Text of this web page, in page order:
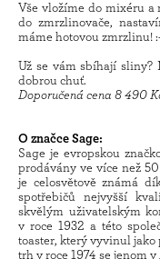
Vše vložíme do mixéru a
do zmrzlinovače,
máme hotovou zmrzlinu!
Už se vám sbíhají sliny?
dobrou chuť.
Doporučená cena 8 490
O značce Sage:
Sage je evropskou
prodávány ve více než
je celosvětově známá
spotřebičů nejvyšší
skvělým uživatelským
v roce 1932 a této
toaster, který vyvinul jako
trh v roce 1974 se jenom